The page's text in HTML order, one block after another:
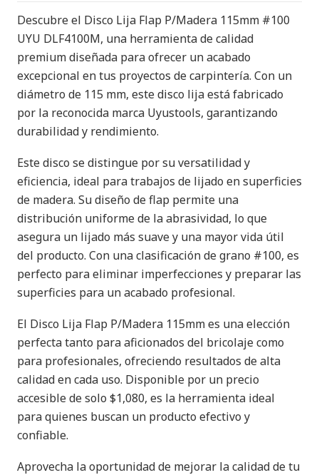
Descubre el Disco Lija Flap P/Madera 115mm #100
UYU DLF4100M, una herramienta de calidad
premium diseñada para ofrecer un acabado
excepcional en tus proyectos de carpintería. Con un
diámetro de 115 mm, este disco lija está fabricado
por la reconocida marca Uyustools, garantizando
durabilidad y rendimiento.
Este disco se distingue por su versatilidad y
eficiencia, ideal para trabajos de lijado en superficies
de madera. Su diseño de flap permite una
distribución uniforme de la abrasividad, lo que
asegura un lijado más suave y una mayor vida útil
del producto. Con una clasificación de grano #100, es
perfecto para eliminar imperfecciones y preparar las
superficies para un acabado profesional.
El Disco Lija Flap P/Madera 115mm es una elección
perfecta tanto para aficionados del bricolaje como
para profesionales, ofreciendo resultados de alta
calidad en cada uso. Disponible por un precio
accesible de solo $1,080, es la herramienta ideal
para quienes buscan un producto efectivo y
confiable.
Aprovecha la oportunidad de mejorar la calidad de tu